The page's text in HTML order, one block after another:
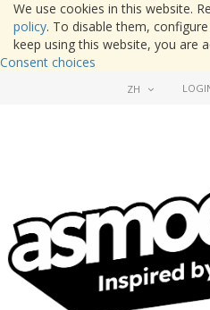
We use cookies in this website.
policy. To disable them,
keep using this website, you are
Consent choices
ZH